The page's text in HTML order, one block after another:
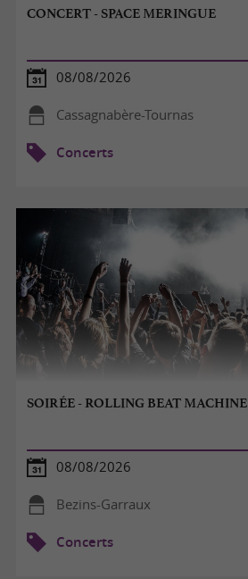
CONCERT - SPACE MERINGUE
08/08/2026
Cassagnabère-Tournas
Concerts
SOIRÉE - ROLLING BEAT MACHINE
08/08/2026
Bezins-Garraux
Concerts